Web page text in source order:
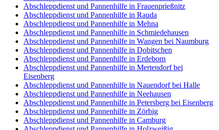
Abschleppdienst und Pannenhilfe in Frauenprießnitz
Abschleppdienst und Pannenhilfe in Rauda
Abschleppdienst und Pannenhilfe in Mehna
Abschleppdienst und Pannenhilfe in Schmiedehausen
Abschleppdienst und Pannenhilfe in Wangen bei Naumburg
Abschleppdienst und Pannenhilfe in Dobitschen
Abschleppdienst und Pannenhilfe in Erdeborn
Abschleppdienst und Pannenhilfe in Mertendorf bei
Eisenberg
Abschleppdienst und Pannenhilfe in Nauendorf bei Halle
Abschleppdienst und Pannenhilfe in Neehausen
Abschleppdienst und Pannenhilfe in Petersberg bei Eisenberg
Abschleppdienst und Pannenhilfe in Zörbig
Abschleppdienst und Pannenhilfe in Camburg